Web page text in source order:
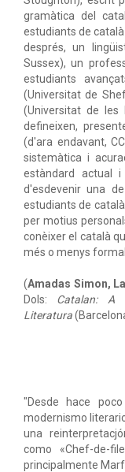
gramàtica del
estudiants de
després, un
Sussex), un
estudiants
(Universitat de
(Universitat de les
defineixen,
(d'ara endavant,
sistemàtica i
estàndard actual
d'esdevenir una
estudiants de
per motius
conèixer el català
més o menys
(Amadas Simon,
Dols: Catalan: A
Literatura
"Desde hace
modernismo
una
como «Chef-de-
principalmente